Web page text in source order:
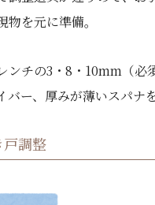
物を元に準備。
ンチの3・8・10mm（必
バー、厚みが薄いスパナ
調整